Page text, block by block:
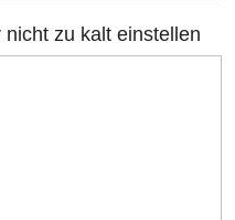
zu kalt einstellen